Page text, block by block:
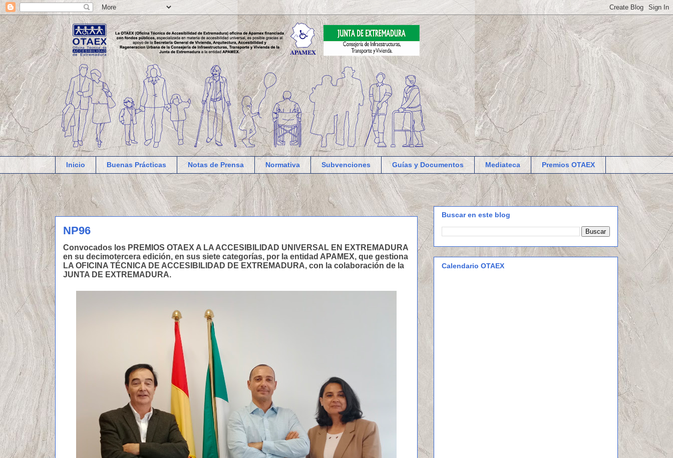
Inicio Buenas Prácticas Notas de Prensa Normativa Subvenciones Guías y Documentos Mediateca Premios OTAEX
NP96
Convocados los PREMIOS OTAEX A LA ACCESIBILIDAD UNIVERSAL EN EXTREMADURA
en su decimotercera edición, en sus siete categorías, por la entidad APAMEX, que gestiona
LA OFICINA TÉCNICA DE ACCESIBILIDAD DE EXTREMADURA, con la colaboración de la
JUNTA DE EXTREMADURA.
Buscar en este blog
Calendario OTAEX